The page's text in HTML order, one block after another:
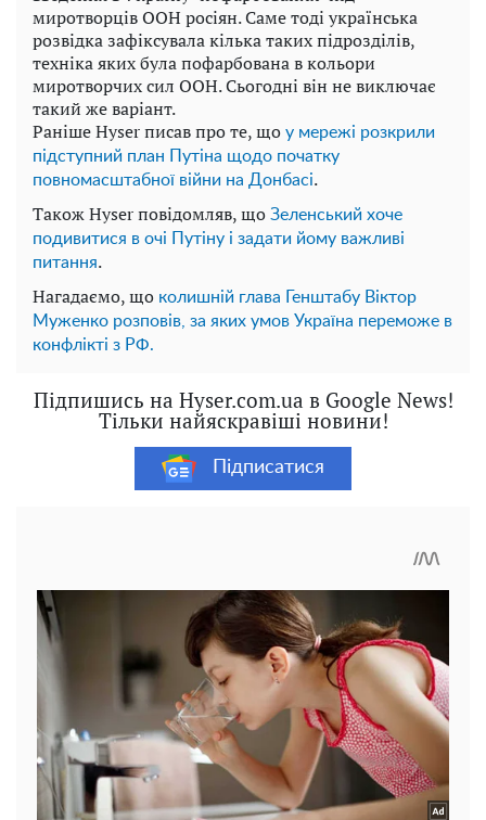
миротворців ООН росіян. Саме тоді українська
розвідка зафіксувала кілька таких підрозділів,
техніка яких була пофарбована в кольори
миротворчих сил ООН. Сьогодні він не виключає
такий же варіант.
Раніше Hyser писав про те, що у мережі розкрили
підступний план Путіна щодо початку
повномасштабної війни на Донбасі.
Також Hyser повідомляв, що Зеленський хоче
подивитися в очі Путіну і задати йому важливі
питання.
Нагадаємо, що колишній глава Генштабу Віктор
Муженко розповів, за яких умов Україна переможе в
конфлікті з РФ.
Підпишись на Hyser.com.ua в Google News!
Тільки найяскравіші новини!
Підписатися